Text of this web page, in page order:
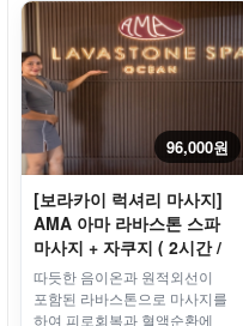
96,000원
[보라카이 럭셔리 마사지]
AMA 아마 라바스톤 스파
마사지 + 자쿠지 ( 2시간 /
2시간 30분 ) - 오션클럽점
따듯한 음이온과 원적외선이
포함된 라바스톤으로 마사지를
하여 피로회복과 혈액순환에